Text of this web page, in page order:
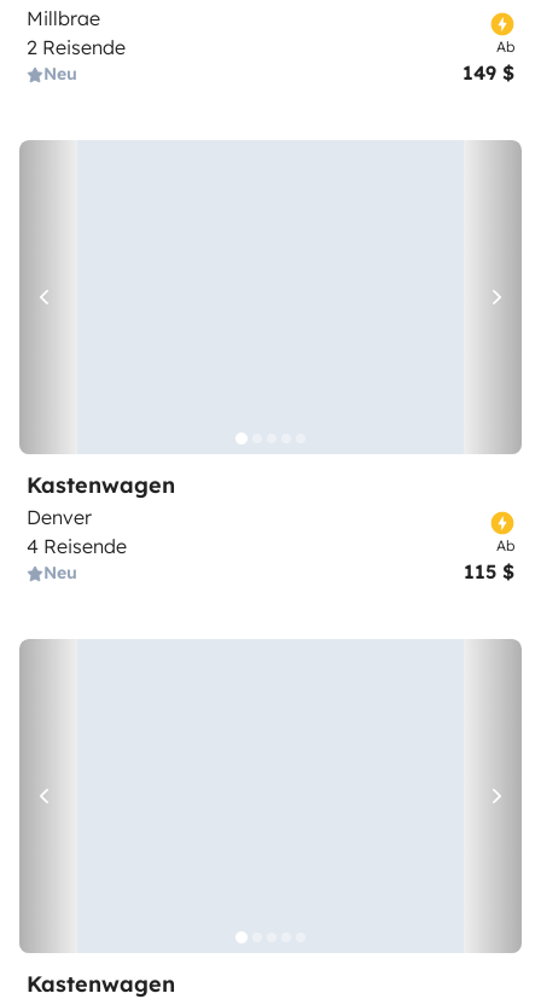
Millbrae
2 Reisende
Neu
Ab
149 $
Kastenwagen
Denver
4 Reisende
Neu
Ab
115 $
Kastenwagen